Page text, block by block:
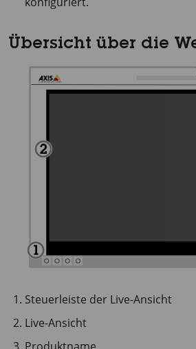
Übersicht über die
Steuerleiste der Live-Ansicht
Live-Ansicht